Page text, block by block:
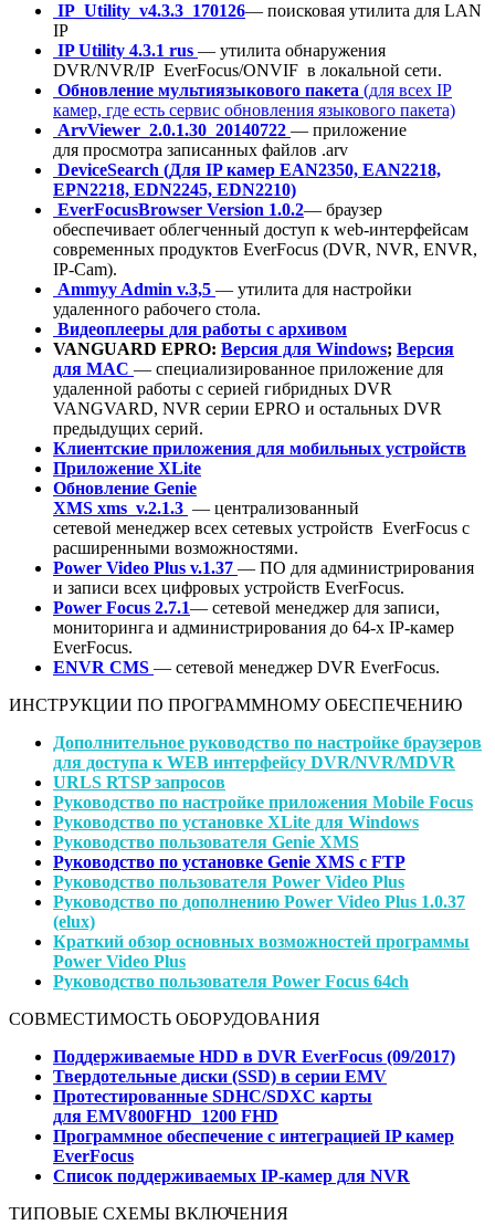
IP_Utility_v4.3.3_170126— поисковая утилита для LAN
IP
IP Utility 4.3.1 rus — утилита обнаружения
DVR/NVR/IP EverFocus/ONVIF в локальной сети.
Обновление мультиязыкового пакета (для всех IP
камер, где есть сервис обновления языкового пакета)
ArvViewer_2.0.1.30_20140722 — приложение
для просмотра записанных файлов .arv
DeviceSearch (Для IP камер EAN2350, EAN2218,
EPN2218, EDN2245, EDN2210)
EverFocusBrowser Version 1.0.2— браузер
обеспечивает облегченный доступ к web-интерфейсам
современных продуктов EverFocus (DVR, NVR, ENVR,
IP-Cam).
Ammyy Admin v.3,5 — утилита для настройки
удаленного рабочего стола.
Видеоплееры для работы с архивом
VANGUARD EPRO: Версия для Windows; Версия
для MAC — cпециализированное приложение для
удаленной работы с серией гибридных DVR
VANGVARD, NVR серии EPRO и остальных DVR
предыдущих серий.
Клиентские приложения для мобильных устройств
Приложение XLite
Обновление Genie
XMS xms_v.2.1.3 — централизованный
сетевой менеджер всех сетевых устройств EverFocus с
расширенными возможностями.
Power Video Plus v.1.37 — ПО для администрирования
и записи всех цифровых устройств EverFocus.
Power Focus 2.7.1— сетевой менеджер для записи,
мониторинга и администрирования до 64-х IP-камер
EverFocus.
ENVR CMS — cетевой менеджер DVR EverFocus.
ИНСТРУКЦИИ ПО ПРОГРАММНОМУ ОБЕСПЕЧЕНИЮ
Дополнительное руководство по настройке браузеров
для доступа к WEB интерфейсу DVR/NVR/MDVR
URLS RTSP запросов
Руководство по настройке приложения Mobile Focus
Руководство по установке XLite для Windows
Руководство пользователя Genie XMS
Руководство по установке Genie XMS с FTP
Руководство пользователя Power Video Plus
Руководство по дополнению Power Video Plus 1.0.37
(elux)
Краткий обзор основных возможностей программы
Power Video Plus
Руководство пользователя Power Focus 64ch
СОВМЕСТИМОСТЬ ОБОРУДОВАНИЯ
Поддерживаемые HDD в DVR EverFocus (09/2017)
Твердотельные диски (SSD) в серии EMV
Протестированные SDHC/SDXC карты
для EMV800FHD_1200 FHD
Программное обеспечение с интеграцией IP камер
EverFocus
Список поддерживаемых IP-камер для NVR
ТИПОВЫЕ СХЕМЫ ВКЛЮЧЕНИЯ